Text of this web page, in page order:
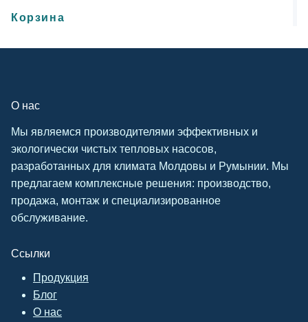
Корзина
О нас
Мы являемся производителями эффективных и
экологически чистых тепловых насосов,
разработанных для климата Молдовы и Румынии. Мы
предлагаем комплексные решения: производство,
продажа, монтаж и специализированное
обслуживание.
Ссылки
Продукция
Блог
О нас